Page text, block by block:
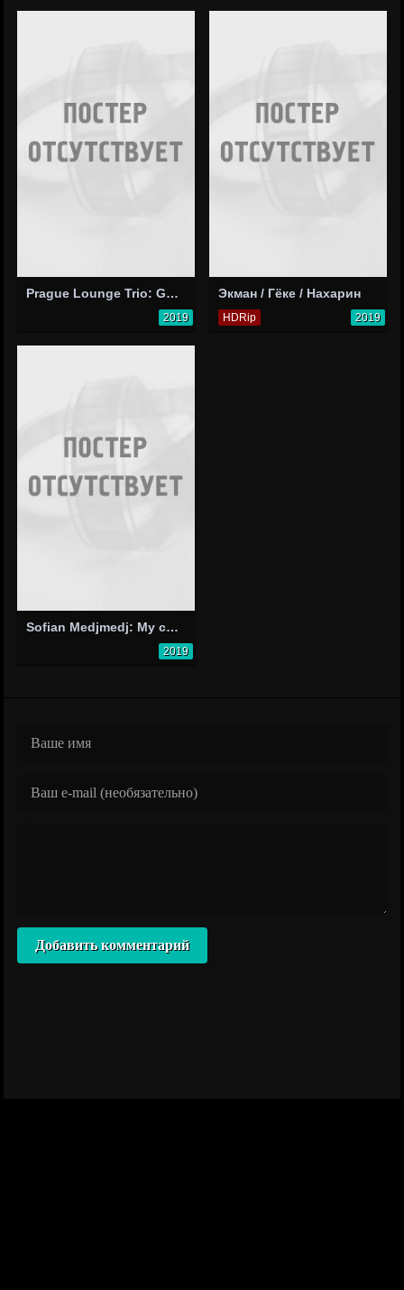
Prague Lounge Trio: Got My Mojo Workin' (Muddy Waters cover)
2019
Экман / Гёке / Нахарин
HDRip 2019
Sofian Medjmedj: My chceme víc (official live session)
2019
Добавить комментарий